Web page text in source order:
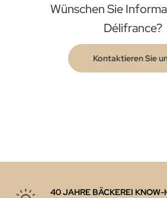
Wünschen Sie
Délifrance?
Kontaktieren Sie
40 JAHRE BÄCKEREI KNOW-